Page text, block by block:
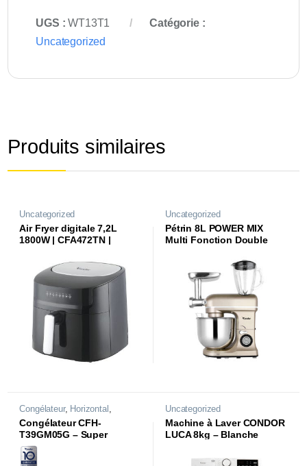
UGS :WT13T1
Catégorie :
Uncategorized
Produits similaires
Uncategorized
Air Fryer digitale 7,2L
1800W | CFA472TN |
Uncategorized
Pétrin 8L POWER MIX
Multi Fonction Double
Congélateur, Horizontal ,
Uncategorized
Congélateur CFH-
T39GM05G – Super
Congélation
Uncategorized
Machine à Laver CONDOR
LUCA 8kg – Blanche